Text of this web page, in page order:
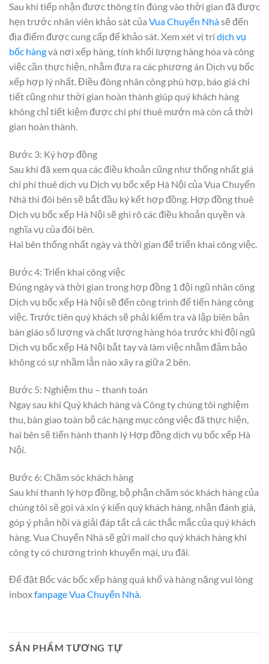
Sau khi tiếp nhận được thông tin đúng vào thời gian đã được
hẹn trước nhân viên khảo sát của Vua Chuyển Nhàsẽ đến
địa điểm được cung cấp để khảo sát. Xem xét vị trídịch vụ
bốc hàngvà nơi xếp hàng, tính khối lượng hàng hóa và công
việc cần thực hiện, nhằm đưa ra các phương án Dịch vụ bốc
xếp hợp lý nhất. Điều đông nhân công phù hợp, báo giá chi
tiết cũng như thời gian hoàn thành giúp quý khách hàng
không chỉ tiết kiệm được chi phí thuê mướn mà còn cả thời
gian hoàn thành.
Bước 3: Ký hợp đồng
Sau khi đã xem qua các điều khoản cũng như thống nhất giá
chi phí thuê dịch vụ Dịch vụ bốc xếp Hà Nội của Vua Chuyển
Nhà thì đôi bên sẽ bắt đầu ký kết hợp đồng. Hợp đồng thuê
Dịch vụ bốc xếp Hà Nội sẽ ghi rõ các điều khoản quyền và
nghĩa vụ của đôi bên.
Hai bên thống nhất ngày và thời gian để triển khai công việc.
Bước 4: Triển khai công việc
Đúng ngày và thời gian trong hợp đồng 1 đội ngũ nhân công
Dịch vụ bốc xếp Hà Nội sẽ đến công trình để tiến hàng công
việc. Trước tiên quý khách sẽ phải kiểm tra và lập biên bản
bàn giáo số lượng và chất lượng hàng hóa trước khi đội ngũ
Dịch vụ bốc xếp Hà Nội bắt tay và làm việc nhằm đảm bảo
không có sự nhầm lẫn nào xãy ra giữa 2 bên.
Bước 5: Nghiệm thu – thanh toán
Ngay sau khi Quý khách hàng và Công ty chúng tôi nghiệm
thu, bàn giao toàn bộ các hạng mục công việc đã thực hiện,
hai bên sẽ tiến hành thanh lý Hợp đồng dịch vụ bốc xếp Hà
Nội.
Bước 6: Chăm sóc khách hàng
Sau khi thanh lý hợp đồng, bộ phận chăm sóc khách hàng của
chúng tôi sẽ gọi và xin ý kiến quý khách hàng, nhận đánh giá,
góp ý phản hồi và giải đáp tất cả các thắc mắc của quý khách
hàng. Vua Chuyển Nhà sẽ gửi mail cho quý khách hàng khi
công ty có chương trình khuyến mại, ưu đãi.
Để đặt Bốc vác bốc xếp hàng quá khổ và hàng nặng vui lòng
inboxfanpage Vua Chuyển Nhà.
SẢN PHẨM TƯƠNG TỰ